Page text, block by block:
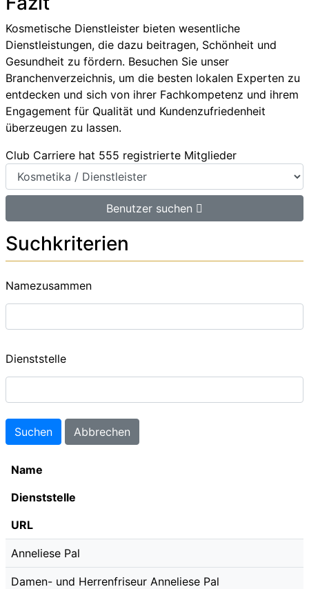
Kosmetische Dienstleister bieten wesentliche
Dienstleistungen, die dazu beitragen, Schönheit und
Gesundheit zu fördern. Besuchen Sie unser
Branchenverzeichnis, um die besten lokalen Experten zu
entdecken und sich von ihrer Fachkompetenz und ihrem
Engagement für Qualität und Kundenzufriedenheit
überzeugen zu lassen.
Club Carriere hat 555 registrierte Mitglieder
Benutzer suchen
Suchkriterien
Namezusammen
Dienststelle
Name
Dienststelle
URL
Anneliese Pal
Damen- und Herrenfriseur Anneliese Pal